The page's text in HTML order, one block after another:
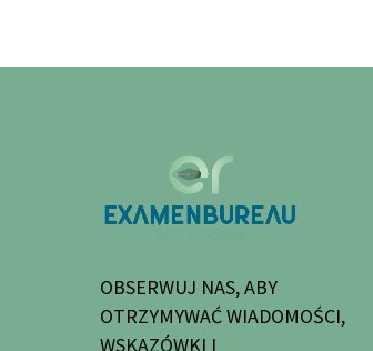
OBSERWUJ NAS, ABY
OTRZYMYWAĆ WIADOMOŚCI,
WSKAZÓWKI I